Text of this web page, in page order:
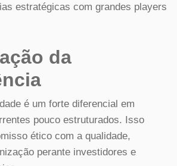
estratégicas com grandes players
da
é um forte diferencial em
pouco estruturados. Isso
ético com a qualidade,
perante investidores e